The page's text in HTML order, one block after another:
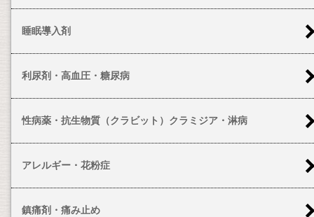
睡眠導入剤
利尿剤・高血圧・糖尿病
性病薬・抗生物質（クラビット）クラミジア・淋病
アレルギー・花粉症
鎮痛剤・痛み止め